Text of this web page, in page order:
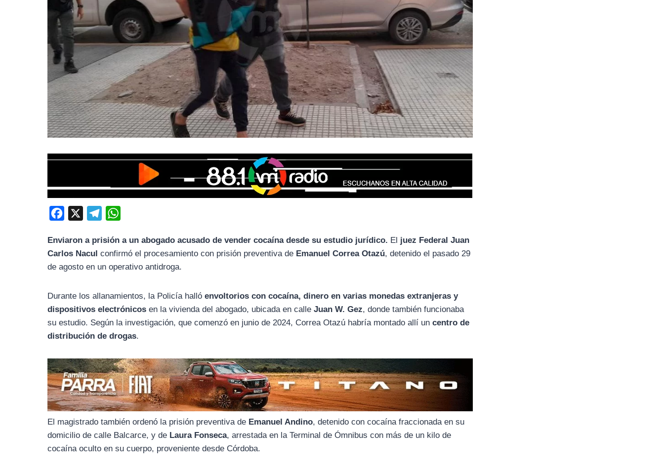
c
e
b
l
e
g
a
t
s
Enviaron a prisión a un abogado acusado de vender cocaína desde su estudio jurídico. El juez Federal Juan
Carlos Nacul confirmó el procesamiento con prisión preventiva de Emanuel Correa Otazú, detenido el pasado 29
de agosto en un operativo antidroga.
Durante los allanamientos, la Policía hallóenvoltorios con cocaína, dinero en varias monedas extranjeras y
dispositivos electrónicos en la vivienda del abogado, ubicada en calleJuan W. Gez, donde también funcionaba
su estudio. Según la investigación, que comenzó en junio de 2024, Correa Otazú habría montado allí uncentro de
distribución de drogas.
El magistrado también ordenó la prisión preventiva de Emanuel Andino, detenido con cocaína fraccionada en su
domicilio de calle Balcarce, y de Laura Fonseca, arrestada en la Terminal de Ómnibus con más de un kilo de
cocaína oculto en su cuerpo, proveniente desde Córdoba.